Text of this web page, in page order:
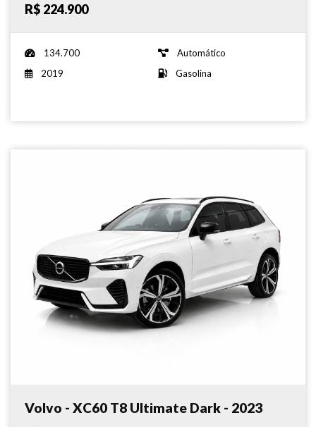
R$ 224.900
134.700
Automático
2019
Gasolina
Volvo - XC60 T8 Ultimate Dark - 2023